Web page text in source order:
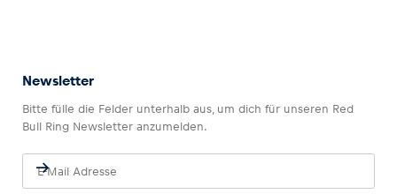
Newsletter
Bitte fülle die Felder unterhalb aus, um dich für unseren Red
Bull Ring Newsletter anzumelden.